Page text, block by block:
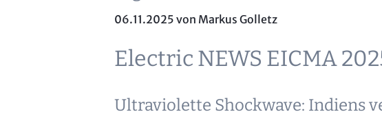
06.11.2025 von Markus Golletz
Electric NEWS EICMA
Ultraviolette Shockwave: Indiens